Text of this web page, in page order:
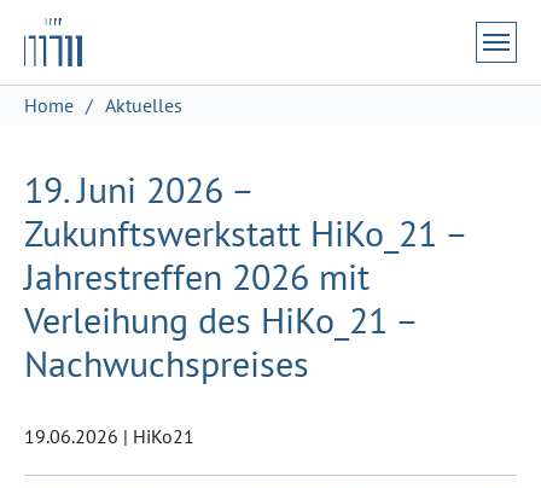
Zum Hauptinhalt springen
Skip to page footer
Sie sind hier:
Home Aktuelles
19. Juni 2026 –
Zukunftswerkstatt HiKo_21 –
Jahrestreffen 2026 mit
Verleihung des HiKo_21 –
Nachwuchspreises
19.06.2026 | HiKo21